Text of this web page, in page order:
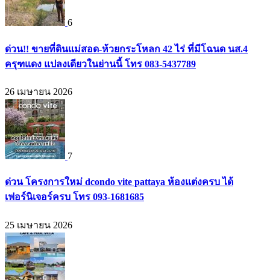
6
ด่วน!! ขายที่ดินแม่สอด-ห้วยกระโหลก 42 ไร่ ที่มีโฉนด นส.4
ครุฑแดง แปลงเดียวในย่านนี้ โทร 083-5437789
26 เมษายน 2026
7
ด่วน โครงการใหม่ dcondo vite pattaya ห้องแต่งครบ ได้
เฟอร์นิเจอร์ครบ โทร 093-1681685
25 เมษายน 2026